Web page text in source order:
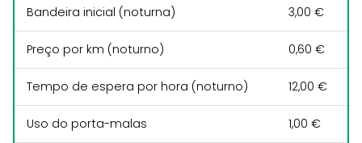
Bandeira inicial (noturna) 3,00 €
Preço por km (noturno) 0,60 €
Tempo de espera por hora (noturno) 12,00 €
Uso do porta-malas 1,00 €